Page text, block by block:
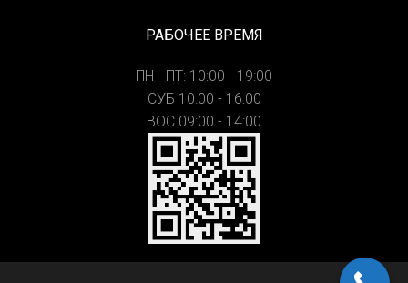
РАБОЧЕЕ ВРЕМЯ
ПН - ПТ: 10:00 - 19:00
СУБ 10:00 - 16:00
ВОС 09:00 - 14:00